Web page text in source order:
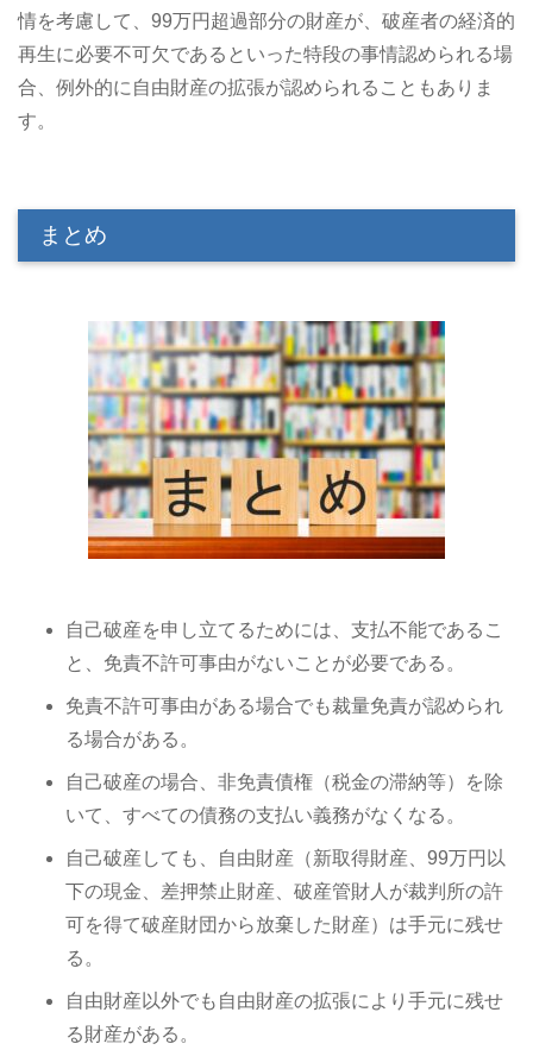
情を考慮して、99万円超過部分の財産が、破産者の経済的
再生に必要不可欠であるといった特段の事情認められる場
合、例外的に自由財産の拡張が認められることもありま
す。
まとめ
自己破産を申し立てるためには、支払不能であるこ
と、免責不許可事由がないことが必要である。
免責不許可事由がある場合でも裁量免責が認められ
る場合がある。
自己破産の場合、非免責債権（税金の滞納等）を除
いて、すべての債務の支払い義務がなくなる。
自己破産しても、自由財産（新取得財産、99万円以
下の現金、差押禁止財産、破産管財人が裁判所の許
可を得て破産財団から放棄した財産）は手元に残せ
る。
自由財産以外でも自由財産の拡張により手元に残せ
る財産がある。